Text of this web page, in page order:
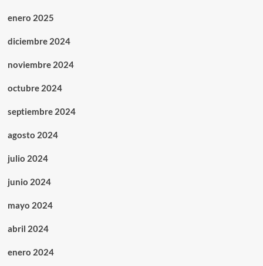
enero 2025
diciembre 2024
noviembre 2024
octubre 2024
septiembre 2024
agosto 2024
julio 2024
junio 2024
mayo 2024
abril 2024
enero 2024